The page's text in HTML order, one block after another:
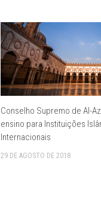
Conselho Supremo de Al-
ensino para Instituições
Internacionais
29 DE AGOSTO DE 2018